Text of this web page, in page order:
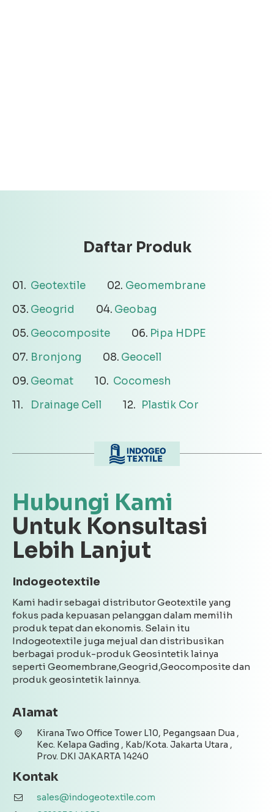
Daftar Produk
Geotextile
Geomembrane
Geogrid
Geobag
Geocomposite
Pipa HDPE
Bronjong
Geocell
Geomat
Cocomesh
Drainage Cell
Plastik Cor
Hubungi Kami
Untuk Konsultasi
Lebih Lanjut
Indogeotextile
Kami hadir sebagai distributor Geotextile yang
fokus pada kepuasan pelanggan dalam memilih
produk tepat dan ekonomis. Selain itu
Indogeotextile juga mejual dan distribusikan
berbagai produk-produk Geosintetik lainya
seperti Geomembrane,Geogrid,Geocomposite dan
produk geosintetik lainnya.
Alamat
Kirana Two Office Tower L10, Pegangsaan Dua ,
Kec. Kelapa Gading , Kab/Kota. Jakarta Utara ,
Prov. DKI JAKARTA 14240
Kontak
sales@indogeotextile.com